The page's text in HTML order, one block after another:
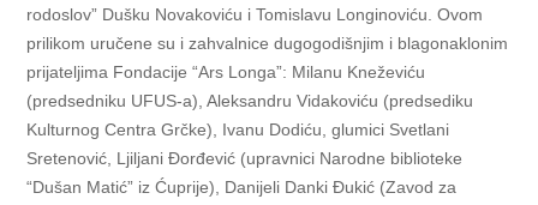
rodoslov” Dušku Novakoviću i Tomislavu Longinoviću. Ovom
prilikom uručene su i zahvalnice dugogodišnjim i blagonaklonim
prijateljima Fondacije “Ars Longa”: Milanu Kneževiću
(predsedniku UFUS-a), Aleksandru Vidakoviću (predsediku
Kulturnog Centra Grčke), Ivanu Dodiću, glumici Svetlani
Sretenović, Ljiljani Đorđević (upravnici Narodne biblioteke
“Dušan Matić” iz Ćuprije), Danijeli Danki Đukić (Zavod za